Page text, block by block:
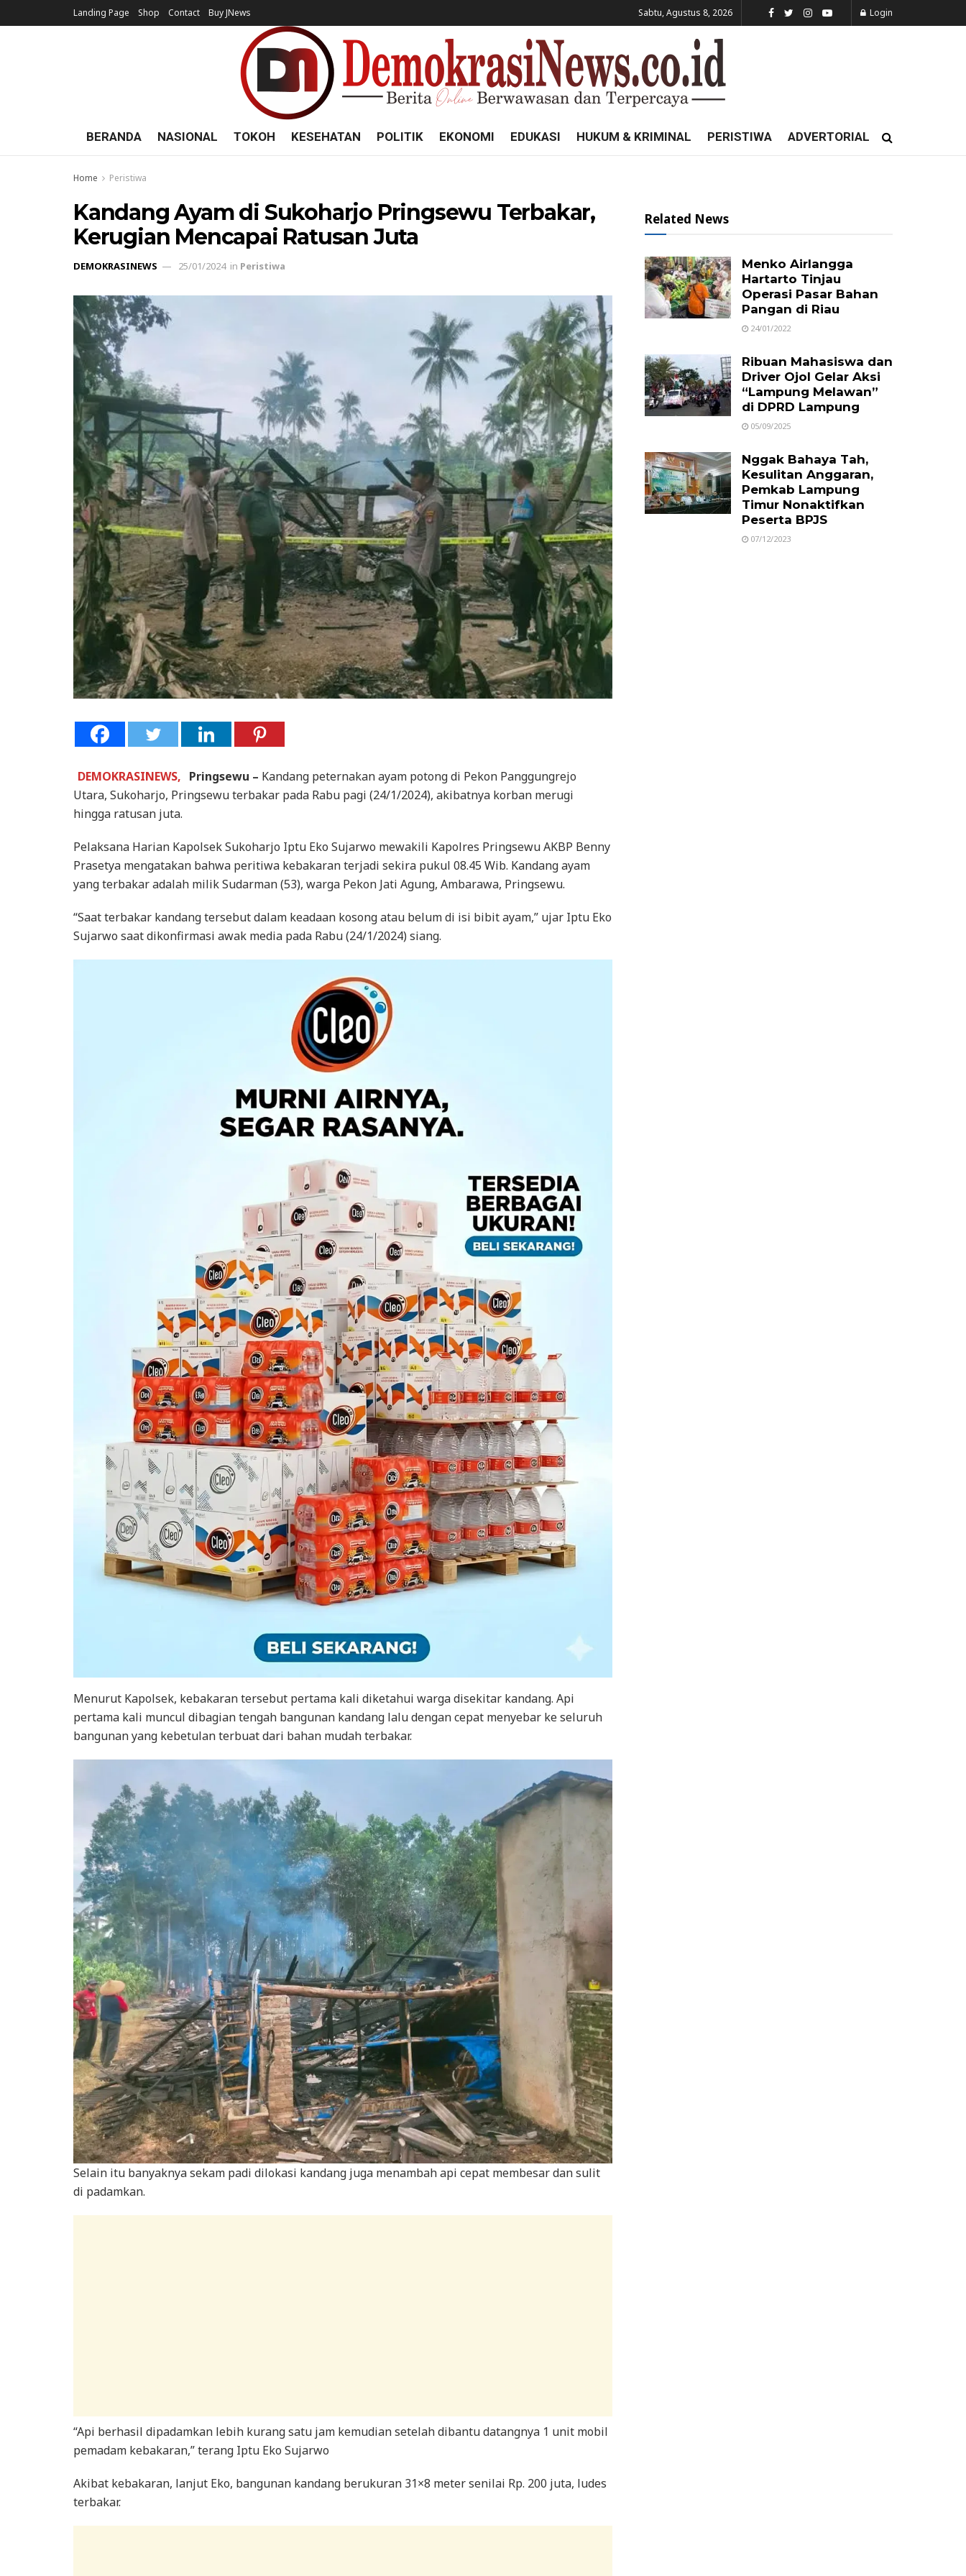
Landing Page Shop Contact Buy JNews Sabtu, Agustus 8, 2026 Login
BERANDA NASIONAL TOKOH KESEHATAN POLITIK EKONOMI EDUKASI HUKUM & KRIMINAL PERISTIWA ADVERTORIAL
Home Peristiwa
Kandang Ayam di Sukoharjo Pringsewu Terbakar,
Kerugian Mencapai Ratusan Juta
DEMOKRASINEWS 25/01/2024 in Peristiwa
DEMOKRASINEWS, Pringsewu – Kandang peternakan ayam potong di Pekon Panggungrejo
Utara, Sukoharjo, Pringsewu terbakar pada Rabu pagi (24/1/2024), akibatnya korban merugi
hingga ratusan juta.
Pelaksana Harian Kapolsek Sukoharjo Iptu Eko Sujarwo mewakili Kapolres Pringsewu AKBP Benny
Prasetya mengatakan bahwa peritiwa kebakaran terjadi sekira pukul 08.45 Wib. Kandang ayam
yang terbakar adalah milik Sudarman (53), warga Pekon Jati Agung, Ambarawa, Pringsewu.
“Saat terbakar kandang tersebut dalam keadaan kosong atau belum di isi bibit ayam,” ujar Iptu Eko
Sujarwo saat dikonfirmasi awak media pada Rabu (24/1/2024) siang.
Menurut Kapolsek, kebakaran tersebut pertama kali diketahui warga disekitar kandang. Api
pertama kali muncul dibagian tengah bangunan kandang lalu dengan cepat menyebar ke seluruh
bangunan yang kebetulan terbuat dari bahan mudah terbakar.
Selain itu banyaknya sekam padi dilokasi kandang juga menambah api cepat membesar dan sulit
di padamkan.
“Api berhasil dipadamkan lebih kurang satu jam kemudian setelah dibantu datangnya 1 unit mobil
pemadam kebakaran,” terang Iptu Eko Sujarwo
Akibat kebakaran, lanjut Eko, bangunan kandang berukuran 31×8 meter senilai Rp. 200 juta, ludes
terbakar.
Related News
Menko Airlangga
Hartarto Tinjau
Operasi Pasar Bahan
Pangan di Riau
24/01/2022
Ribuan Mahasiswa dan
Driver Ojol Gelar Aksi
“Lampung Melawan”
di DPRD Lampung
05/09/2025
Nggak Bahaya Tah,
Kesulitan Anggaran,
Pemkab Lampung
Timur Nonaktifkan
Peserta BPJS
07/12/2023